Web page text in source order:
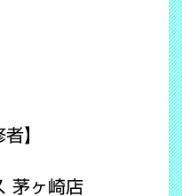
】
茅ヶ崎店